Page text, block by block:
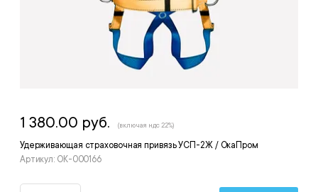
Удерживающая страховочная привязь УСП-2Ж / ОкаПром
Артикул: ОК-000166
1 380.00 руб. (включая ндс 22%)